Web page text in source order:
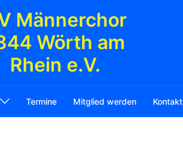
Männerchor
Wörth am
Rhein e.V.
Termine Mitglied werden Kontakt